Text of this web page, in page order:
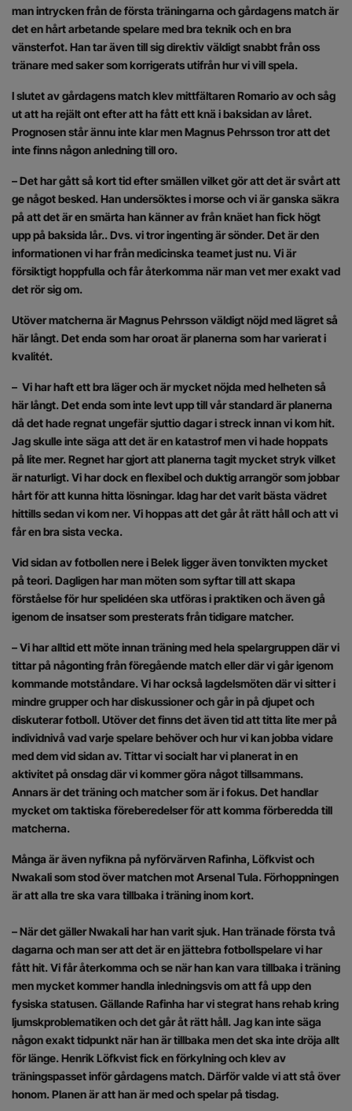
man intrycken från de första träningarna och gårdagens match är
det en hårt arbetande spelare med bra teknik och en bra
vänsterfot. Han tar även till sig direktiv väldigt snabbt från oss
tränare med saker som korrigerats utifrån hur vi vill spela.
I slutet av gårdagens match klev mittfältaren Romario av och såg
ut att ha rejält ont efter att ha fått ett knä i baksidan av låret.
Prognosen står ännu inte klar men Magnus Pehrsson tror att det
inte finns någon anledning till oro.
– Det har gått så kort tid efter smällen vilket gör att det är svårt att
ge något besked. Han undersöktes i morse och vi är ganska säkra
på att det är en smärta han känner av från knäet han fick högt
upp på baksida lår.. Dvs. vi tror ingenting är sönder. Det är den
informationen vi har från medicinska teamet just nu. Vi är
försiktigt hoppfulla och får återkomma när man vet mer exakt vad
det rör sig om.
Utöver matcherna är Magnus Pehrsson väldigt nöjd med lägret så
här långt. Det enda som har oroat är planerna som har varierat i
kvalitét.
– Vi har haft ett bra läger och är mycket nöjda med helheten så
här långt. Det enda som inte levt upp till vår standard är planerna
då det hade regnat ungefär sjuttio dagar i streck innan vi kom hit.
Jag skulle inte säga att det är en katastrof men vi hade hoppats
på lite mer. Regnet har gjort att planerna tagit mycket stryk vilket
är naturligt. Vi har dock en flexibel och duktig arrangör som jobbar
hårt för att kunna hitta lösningar. Idag har det varit bästa vädret
hittills sedan vi kom ner. Vi hoppas att det går åt rätt håll och att vi
får en bra sista vecka.
Vid sidan av fotbollen nere i Belek ligger även tonvikten mycket
på teori. Dagligen har man möten som syftar till att skapa
förståelse för hur spelidéen ska utföras i praktiken och även gå
igenom de insatser som presterats från tidigare matcher.
– Vi har alltid ett möte innan träning med hela spelargruppen där vi
tittar på någonting från föregående match eller där vi går igenom
kommande motståndare. Vi har också lagdelsmöten där vi sitter i
mindre grupper och har diskussioner och går in på djupet och
diskuterar fotboll. Utöver det finns det även tid att titta lite mer på
individnivå vad varje spelare behöver och hur vi kan jobba vidare
med dem vid sidan av. Tittar vi socialt har vi planerat in en
aktivitet på onsdag där vi kommer göra något tillsammans.
Annars är det träning och matcher som är i fokus. Det handlar
mycket om taktiska föreberedelser för att komma förberedda till
matcherna.
Många är även nyfikna på nyförvärven Rafinha, Löfkvist och
Nwakali som stod över matchen mot Arsenal Tula. Förhoppningen
är att alla tre ska vara tillbaka i träning inom kort.
– När det gäller Nwakali har han varit sjuk. Han tränade första två
dagarna och man ser att det är en jättebra fotbollspelare vi har
fått hit. Vi får återkomma och se när han kan vara tillbaka i träning
men mycket kommer handla inledningsvis om att få upp den
fysiska statusen. Gällande Rafinha har vi stegrat hans rehab kring
ljumskproblematiken och det går åt rätt håll. Jag kan inte säga
någon exakt tidpunkt när han är tillbaka men det ska inte dröja allt
för länge. Henrik Löfkvist fick en förkylning och klev av
träningspasset inför gårdagens match. Därför valde vi att stå över
honom. Planen är att han är med och spelar på tisdag.